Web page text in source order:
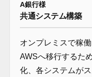
A銀行様
共通システム構築
オンプレミスで稼
AWSへ移行するた
化、各システムが